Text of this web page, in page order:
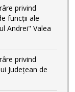
privind
funcții ale
Andrei" Valea
privind
Județean de